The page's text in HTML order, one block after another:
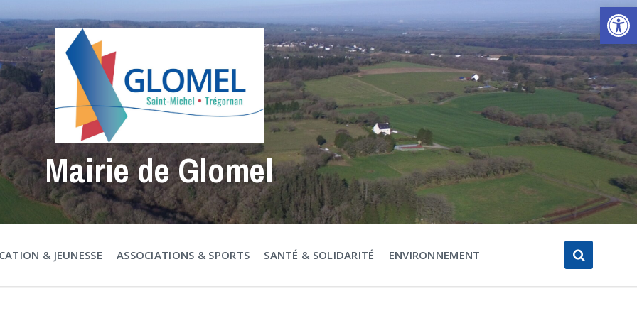
Ouvrir la barre d’outils
Mairie de Glomel
& JEUNESSE ASSOCIATIONS & SPORTS SANTÉ & SOLIDARITÉ ENVIRONNEMENT